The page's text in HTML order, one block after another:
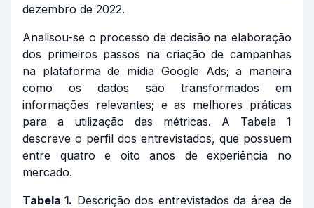
dezembro de 2022.
Analisou-se o processo de decisão na elaboração
dos primeiros passos na criação de campanhas
na plataforma de mídia Google Ads; a maneira
como os dados são transformados em
informações relevantes; e as melhores práticas
para a utilização das métricas. A Tabela 1
descreve o perfil dos entrevistados, que possuem
entre quatro e oito anos de experiência no
mercado.
Tabela 1. Descrição dos entrevistados da área de